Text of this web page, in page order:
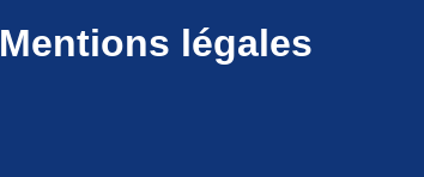
Mentions légales